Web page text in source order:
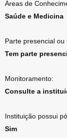
Áreas de
Saúde e Medicina
Parte presencial
Tem parte
Monitoramento:
Consulte a
Instituição possui
Sim